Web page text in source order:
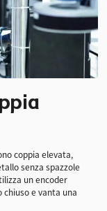
coppia elevata,
senza spazzole
un encoder
e vanta una
Protocolli
PWM/RS485/CAN